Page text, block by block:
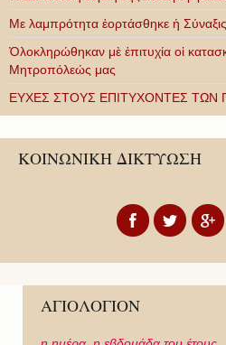
Με λαμπρότητα ἑορτάσθηκε ἡ
Ὁλοκληρώθηκαν μὲ ἐπιτυχία οἱ
Μητροπόλεώς μας
ΕΥΧΕΣ ΣΤΟΥΣ ΕΠΙΤΥΧΟΝΤΕΣ ΤΩΝ
ΚΟΙΝΩΝΙΚΗ ΔΙΚΤΥΩΣΗ
ΑΓΙΟΛΟΓΙΟΝ